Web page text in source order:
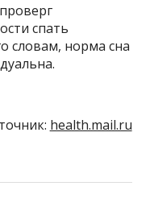
спать
словам, норма сна
health.mail.ru